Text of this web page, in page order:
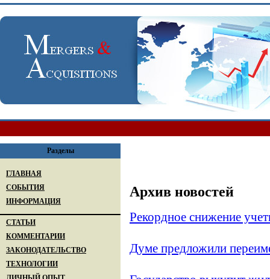
Разделы
ГЛАВНАЯ
СОБЫТИЯ
ИНФОРМАЦИЯ
СТАТЬИ
КОММЕНТАРИИ
ЗАКОНОДАТЕЛЬСТВО
ТЕХНОЛОГИИ
Архив новостей
Рекордное снижение
Думе предложили